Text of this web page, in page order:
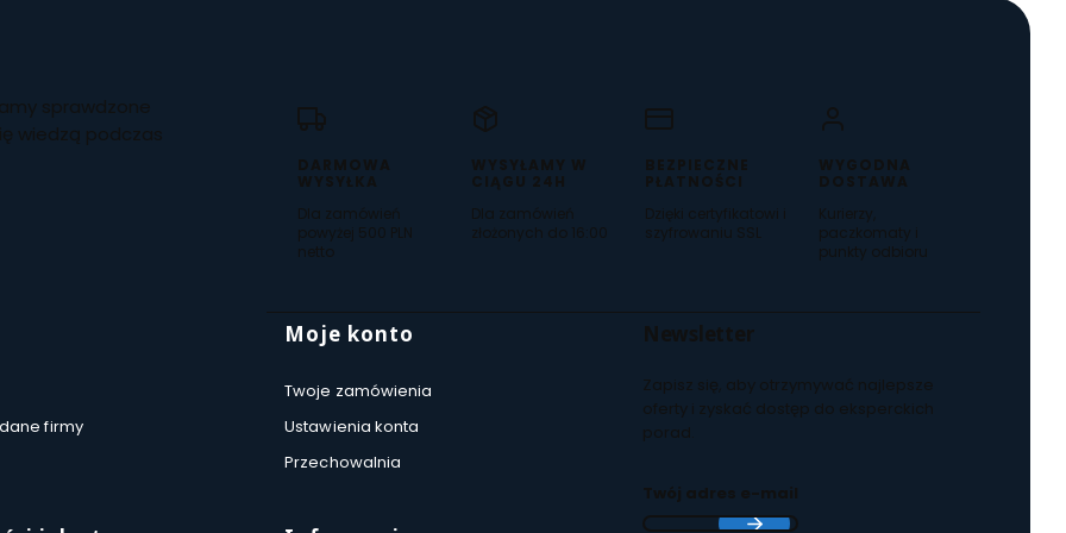
sprawdzone
wiedzą podczas
DARMOWA
WYSYŁKA
Dla zamówień
powyżej 500 PLN
netto
WYSYŁAMY W
CIĄGU 24H
Dla zamówień
złożonych do 16:00
BEZPIECZNE
PŁATNOŚCI
Dzięki certyfikatowi i
szyfrowaniu SSL
WYGODNA
DOSTAWA
Kurierzy,
paczkomaty i
punkty odbioru
firmy
Moje konto
Twoje zamówienia
Ustawienia konta
Przechowalnia
Newsletter
Zapisz się, aby otrzymywać najlepsze
oferty i zyskać dostęp do eksperckich
porad.
Twój adres e-mail